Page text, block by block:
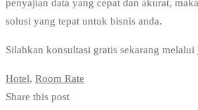
penyajian data yang cepat dan akurat,
solusi yang tepat untuk bisnis anda.
Silahkan konsultasi gratis sekarang melalui
Hotel, Room Rate
Share this post